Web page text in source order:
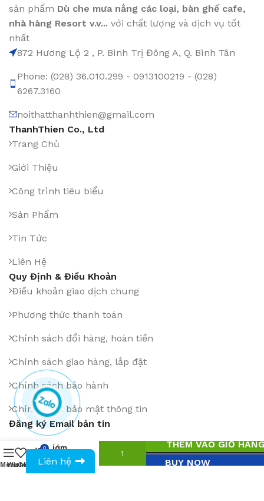
sản phẩm Dù che mưa nắng các loại, bàn ghế cafe,
nhà hàng Resort v.v... với chất lượng và dịch vụ tốt
nhất
872 Hương Lộ 2 , P. Bình Trị Đông A, Q. Bình Tân
Phone: (028) 36.010.299 - 0913100219 - (028)
6267.3160
noithatthanhthien@gmail.com
ThanhThien Co., Ltd
Trang Chủ
Giới Thiệu
Công trình tiêu biểu
Sản Phẩm
Tin Tức
Liên Hệ
Quy Định & Điều Khoản
Điều khoản giao dịch chung
Phương thức thanh toán
Chính sách đổi hàng, hoàn tiền
Chính sách giao hàng, lắp đặt
Chính sách bảo hành
Chính sách bảo mật thông tin
Đăng ký Email bản tin
Cài App trên:
Ghế
giám
đốc
THÊM VÀO GIỎ
BUY NOW
Menu
WishlistCompare
0
Cart
Liên hệ
0943594386